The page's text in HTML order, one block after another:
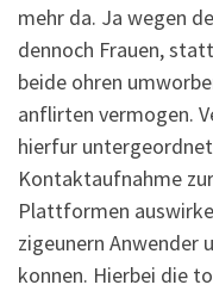
mehr da. Ja wegen
dennoch Frauen,
beide ohren
anflirten vermogen.
hierfur
Kontaktaufnahme
Plattformen
zigeunern Anwender
konnen. Hierbei die